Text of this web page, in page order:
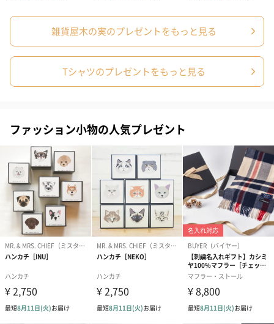
雑貨屋木の実のプレゼントをもっと見る
Tシャツのプレゼントをもっと見る
ファッション小物の人気プレゼント